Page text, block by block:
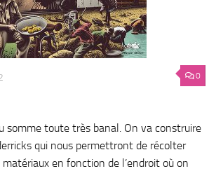
0
somme toute très banal. On va construire
qui nous permettront de récolter
en fonction de l’endroit où on